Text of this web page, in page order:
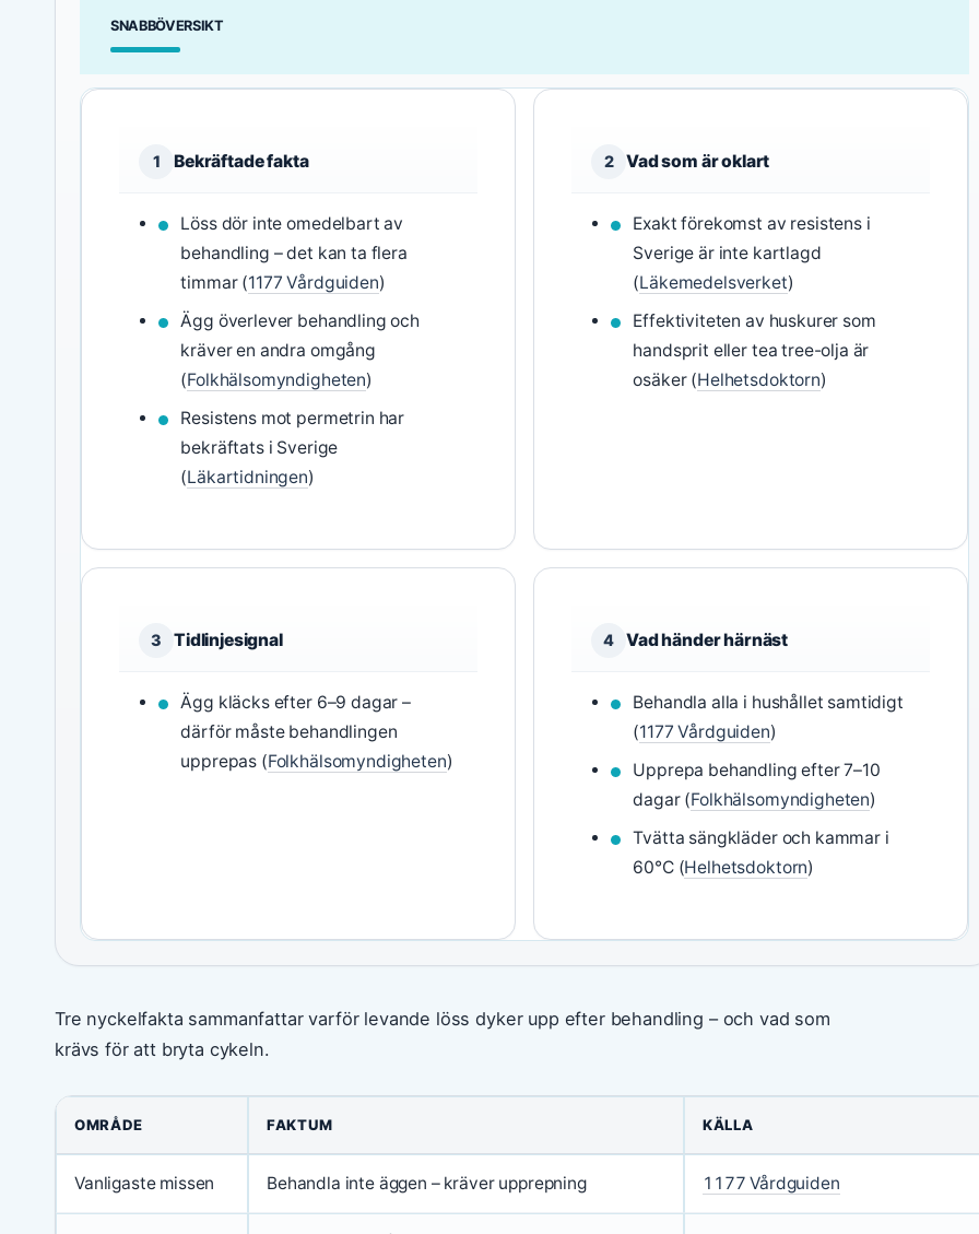
SNABBÖVERSIKT
1 Bekräftade fakta
Löss dör inte omedelbart av
behandling – det kan ta flera
timmar (1177 Vårdguiden)
Ägg överlever behandling och
kräver en andra omgång
(Folkhälsomyndigheten)
Resistens mot permetrin har
bekräftats i Sverige
(Läkartidningen)
2 Vad som är oklart
Exakt förekomst av resistens i
Sverige är inte kartlagd
(Läkemedelsverket)
Effektiviteten av huskurer som
handsprit eller tea tree-olja är
osäker (Helhetsdoktorn)
3 Tidlinjesignal
Ägg kläcks efter 6–9 dagar –
därför måste behandlingen
upprepas (Folkhälsomyndigheten)
4 Vad händer härnäst
Behandla alla i hushållet samtidigt
(1177 Vårdguiden)
Upprepa behandling efter 7–10
dagar (Folkhälsomyndigheten)
Tvätta sängkläder och kammar i
60°C (Helhetsdoktorn)
Tre nyckelfakta sammanfattar varför levande löss dyker upp efter behandling – och vad som
krävs för att bryta cykeln.
OMRÅDE FAKTUM KÄLLA
Vanligaste missen Behandla inte äggen – kräver upprepning 1177 Vårdguiden